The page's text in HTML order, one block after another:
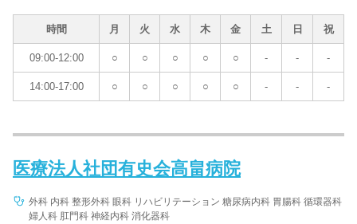
時間 月 火 水 木 金 土 日 祝
09:00-12:00 ○ ○ ○ ○ ○ - - -
14:00-17:00 ○ ○ ○ ○ ○ - - -
医療法人社団有史会高畠病院
外科 内科 整形外科 眼科 リハビリテーション 糖尿病内科 胃腸科 循環器科
婦人科 肛門科 神経内科 消化器科